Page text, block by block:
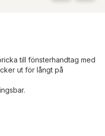
till fönsterhandtag med
ut för långt på